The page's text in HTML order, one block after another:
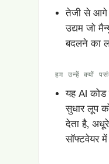
तेजी से आगे
उद्यम जो
बदलने का
हम उन्हें क्यों
यह AI
सुधार लूप
देता है,
सॉफ्टवेयर